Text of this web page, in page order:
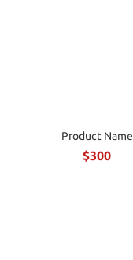
Product Name
$300